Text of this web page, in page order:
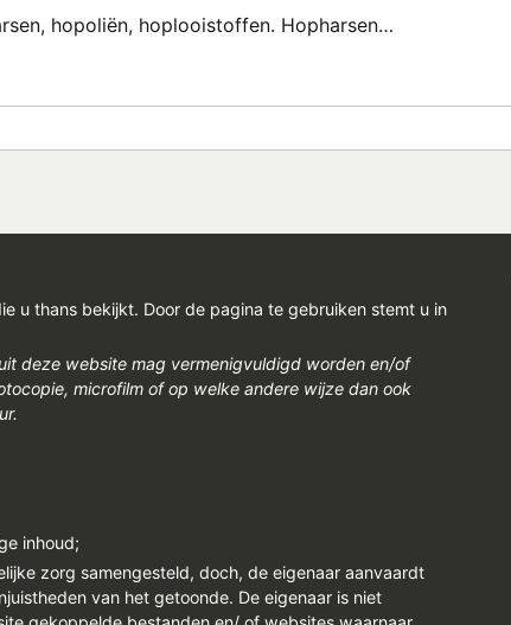
hopoliën, hoplooistoffen. Hopharsen…
u thans bekijkt. Door de pagina te gebruiken stemt u in
deze website mag vermenigvuldigd worden en/of
microfilm of op welke andere wijze dan ook
inhoud;
zorg samengesteld, doch, de eigenaar aanvaardt
van het getoonde. De eigenaar is niet